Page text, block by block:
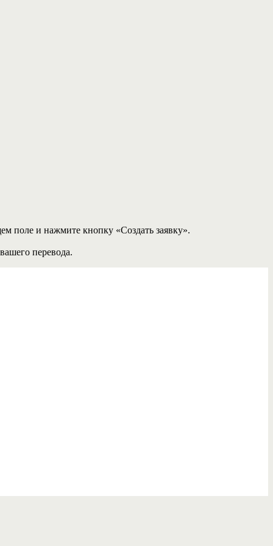
поле и нажмите кнопку «Создать заявку».
перевода.